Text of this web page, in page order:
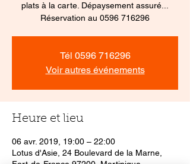
plats à la carte. Dépaysement assuré...
Réservation au 0596 716296
Tél 0596 716296
Voir autres événements
Heure et lieu
06 avr. 2019, 19:00 – 22:00
Lotus d'Asie, 24 Boulevard de la Marne,